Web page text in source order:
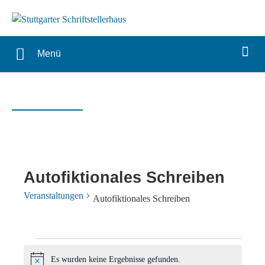
Menü
Autofiktionales Schreiben
Veranstaltungen Autofiktionales Schreiben
Veranstaltungen
Es wurden keine Ergebnisse gefunden.